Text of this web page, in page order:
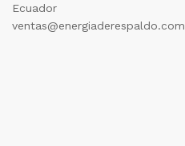
Ecuador
ventas@energiaderespaldo.com